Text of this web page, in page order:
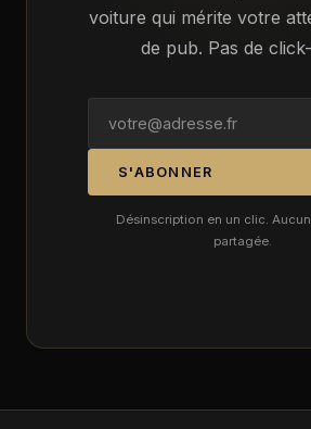
voiture qui mérite votre
de pub. Pas de
S'ABONNER
Désinscription en un clic.
partagée.